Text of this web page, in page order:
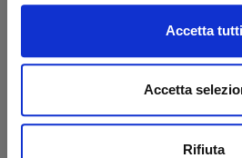
Accetta tutti
Accetta
Rifiuta
mm Altimani
Codice: 42838N
€ 8,60